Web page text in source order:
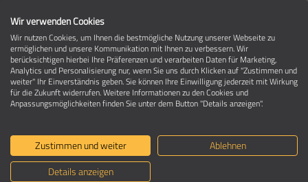
Umzugsunternehmen in 97947 Grünsfeld
Ein Umzug ist Vertrauenssache
Deutschland>Baden-Württemberg>Main-Tauber-
Kreis, Landkreis
Wir verwenden Cookies
Wir nutzen Cookies, um Ihnen die bestmögliche Nutzung unserer Webseite zu
ermöglichen und unsere Kommunikation mit Ihnen zu verbessern. Wir
berücksichtigen hierbei Ihre Präferenzen und verarbeiten Daten für Marketing,
Analytics und Personalisierung nur, wenn Sie uns durch Klicken auf "Zustimmen und
weiter" Ihr Einverständnis geben. Sie können Ihre Einwilligung jederzeit mit Wirkung
für die Zukunft widerrufen. Weitere Informationen zu den Cookies und
Anpassungsmöglichkeiten finden Sie unter dem Button "Details anzeigen".
Zustimmen und weiter
Ablehnen
Details anzeigen